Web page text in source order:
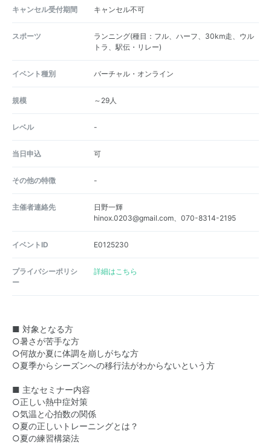
キャンセル受付期間 キャンセル不可
スポーツ
ランニング(種目：フル、ハーフ、30km走、ウル
トラ、駅伝・リレー)
イベント種別 バーチャル・オンライン
規模 ～29人
レベル -
当日申込 可
その他の特徴 -
主催者連絡先
日野一輝
hinox.0203@gmail.com、070-8314-2195
イベントID E0125230
プライバシーポリシ
ー
詳細はこちら
■ 対象となる方
○暑さが苦手な方
○何故か夏に体調を崩しがちな方
○夏季からシーズンへの移行法がわからないという方
■ 主なセミナー内容
○正しい熱中症対策
○気温と心拍数の関係
○夏の正しいトレーニングとは？
○夏の練習構築法